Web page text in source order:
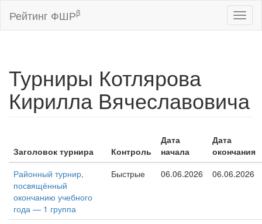
Рейтинг ФШРβ
Турниры Котлярова
Кирилла Вячеславовича
Заголовок турнира Контроль
Дата
начала
Дата
окончания
Районный турнир,
посвящённый
окончанию учебного
года — 1 группа
Быстрые 06.06.2026 06.06.2026